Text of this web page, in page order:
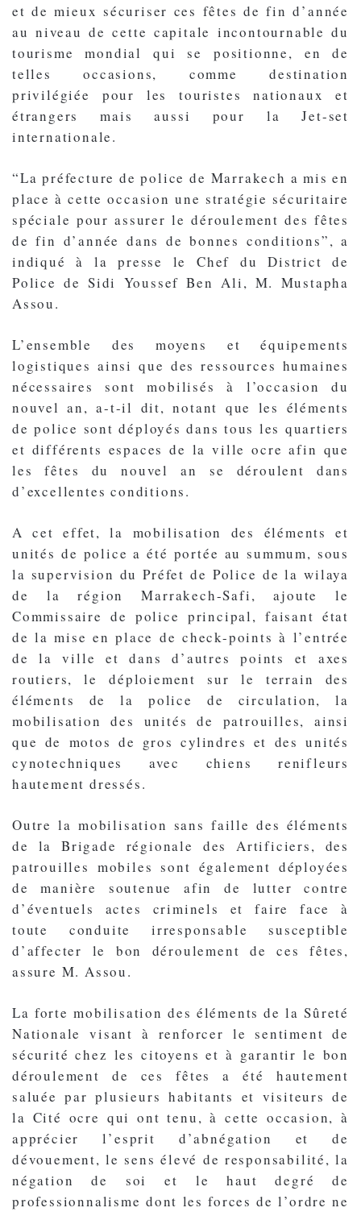
et de mieux sécuriser ces fêtes de fin d’année
au niveau de cette capitale incontournable du
tourisme mondial qui se positionne, en de
telles occasions, comme destination
privilégiée pour les touristes nationaux et
étrangers mais aussi pour la Jet-set
internationale.
“La préfecture de police de Marrakech a mis en
place à cette occasion une stratégie sécuritaire
spéciale pour assurer le déroulement des fêtes
de fin d’année dans de bonnes conditions”, a
indiqué à la presse le Chef du District de
Police de Sidi Youssef Ben Ali, M. Mustapha
Assou.
L’ensemble des moyens et équipements
logistiques ainsi que des ressources humaines
nécessaires sont mobilisés à l’occasion du
nouvel an, a-t-il dit, notant que les éléments
de police sont déployés dans tous les quartiers
et différents espaces de la ville ocre afin que
les fêtes du nouvel an se déroulent dans
d’excellentes conditions.
A cet effet, la mobilisation des éléments et
unités de police a été portée au summum, sous
la supervision du Préfet de Police de la wilaya
de la région Marrakech-Safi, ajoute le
Commissaire de police principal, faisant état
de la mise en place de check-points à l’entrée
de la ville et dans d’autres points et axes
routiers, le déploiement sur le terrain des
éléments de la police de circulation, la
mobilisation des unités de patrouilles, ainsi
que de motos de gros cylindres et des unités
cynotechniques avec chiens renifleurs
hautement dressés.
Outre la mobilisation sans faille des éléments
de la Brigade régionale des Artificiers, des
patrouilles mobiles sont également déployées
de manière soutenue afin de lutter contre
d’éventuels actes criminels et faire face à
toute conduite irresponsable susceptible
d’affecter le bon déroulement de ces fêtes,
assure M. Assou.
La forte mobilisation des éléments de la Sûreté
Nationale visant à renforcer le sentiment de
sécurité chez les citoyens et à garantir le bon
déroulement de ces fêtes a été hautement
saluée par plusieurs habitants et visiteurs de
la Cité ocre qui ont tenu, à cette occasion, à
apprécier l’esprit d’abnégation et de
dévouement, le sens élevé de responsabilité, la
négation de soi et le haut degré de
professionnalisme dont les forces de l’ordre ne